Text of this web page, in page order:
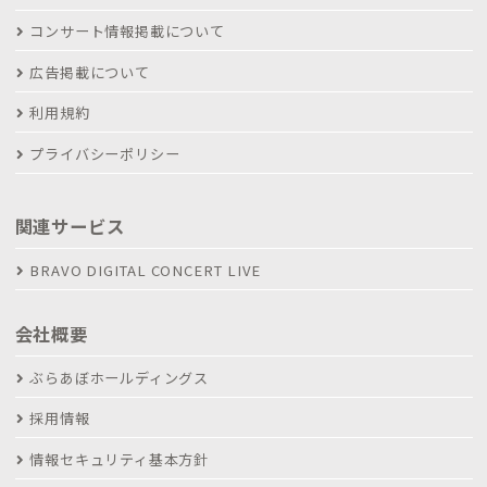
コンサート情報掲載について
広告掲載について
利用規約
プライバシーポリシー
関連サービス
BRAVO DIGITAL CONCERT LIVE
会社概要
ぶらあぼホールディングス
採用情報
情報セキュリティ基本方針